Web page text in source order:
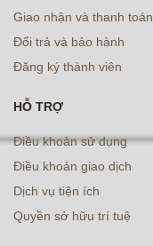
Giao nhận và thanh toán
Đổi trả và bảo hành
Đăng ký thành viên
HỖ TRỢ
Điều khoản sử dụng
Điều khoản giao dịch
Dịch vụ tiện ích
Quyền sở hữu trí tuệ